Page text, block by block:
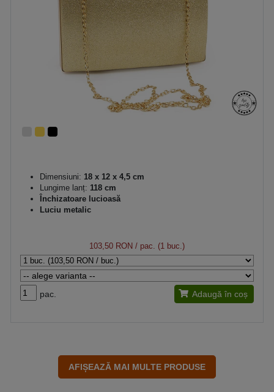
Dimensiuni: 18 x 12 x 4,5 cm
Lungime lanț: 118 cm
Închizatoare lucioasă
Luciu metalic
103,50 RON / pac. (1 buc.)
pac. Adaugă în coș